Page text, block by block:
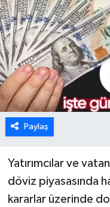
Paylaş
Yatırımcılar ve
döviz piyasasında
kararlar üzerinde
Spor
Ulusal